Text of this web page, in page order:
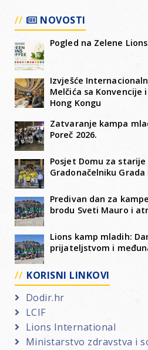
NOVOSTI
Pogled na Zelene
Izvješće
Melčića sa Konvencije
Hong Kongu
Zatvaranje kampa
Poreč 2026.
Posjet Domu za starije
Gradonačelniku Grada
Predivan dan za
brodu Sveti Mauro i
Lions kamp mladih:
prijateljstvom i
KORISNI LINKOVI
Dodir.hr
LCIF
Lions International
Ministarstvo zdravstva i